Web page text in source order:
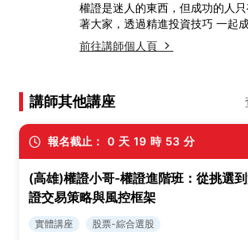
權證是迷人的東西，但成功的人
著大家，透過精進投資技巧 一起
前往講師個人頁
講師其他講座
報名截止： 0 天 19 時 53 分
(高雄)權證小哥-權證進階班：從挑選
證交易策略與風控框架
實體講座 股票-綜合選股